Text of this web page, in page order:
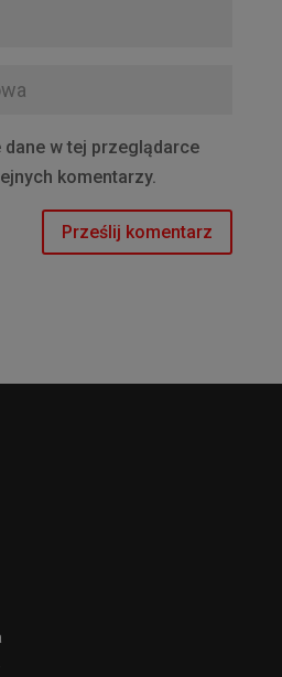
w tej przeglądarce
komentarzy.